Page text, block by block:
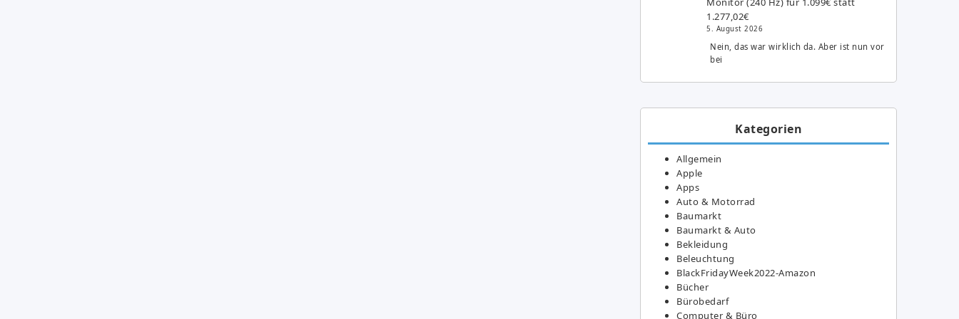
1.277,02€
5. August 2026
Nein, das war wirklich da. Aber ist nun vor
bei
Kategorien
Allgemein
Apple
Apps
Auto & Motorrad
Baumarkt
Baumarkt & Auto
Bekleidung
Beleuchtung
BlackFridayWeek2022-Amazon
Bücher
Bürobedarf
Computer & Büro